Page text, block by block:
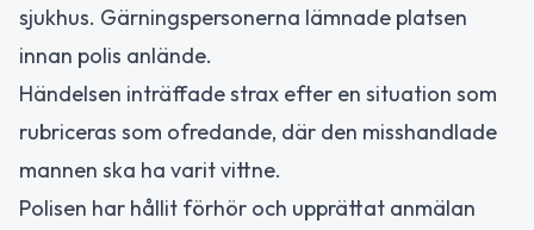
sjukhus. Gärningspersonerna lämnade platsen
innan polis anlände.
Händelsen inträffade strax efter en situation som
rubriceras som ofredande, där den misshandlade
mannen ska ha varit vittne.
Polisen har hållit förhör och upprättat anmälan